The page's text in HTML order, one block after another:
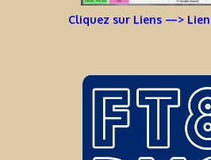
Cliquez sur Liens —>